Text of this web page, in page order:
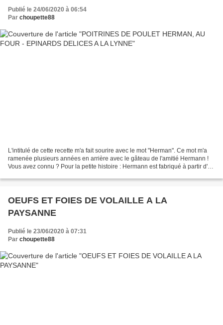
Publié le 24/06/2020 à 06:54
Par choupette88
L'intitulé de cette recette m'a fait sourire avec le mot "Herman". Ce mot m'a
ramenée plusieurs années en arrière avec le gâteau de l'amitié Hermann !
Vous avez connu ? Pour la petite histoire : Hermann est fabriqué à partir d'un
OEUFS ET FOIES DE VOLAILLE A LA
PAYSANNE
Publié le 23/06/2020 à 07:31
Par choupette88